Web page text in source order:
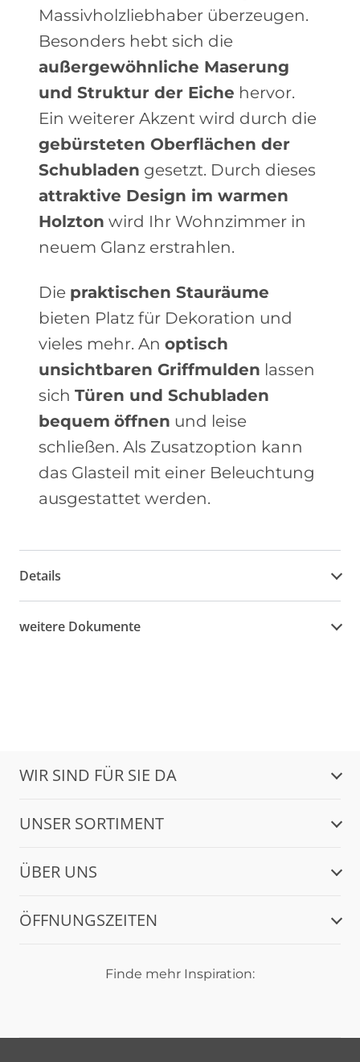
Massivholzliebhaber überzeugen.
Besonders hebt sich die
außergewöhnliche Maserung
und Struktur der Eiche hervor.
Ein weiterer Akzent wird durch die
gebürsteten Oberflächen der
Schubladen gesetzt. Durch dieses
attraktive Design im warmen
Holzton wird Ihr Wohnzimmer in
neuem Glanz erstrahlen.
Die praktischen Stauräume
bieten Platz für Dekoration und
vieles mehr. An optisch
unsichtbaren Griffmulden lassen
sich Türen und Schubladen
bequem öffnen und leise
schließen. Als Zusatzoption kann
das Glasteil mit einer Beleuchtung
ausgestattet werden.
Details
weitere Dokumente
WIR SIND FÜR SIE DA
UNSER SORTIMENT
ÜBER UNS
ÖFFNUNGSZEITEN
Finde mehr Inspiration: